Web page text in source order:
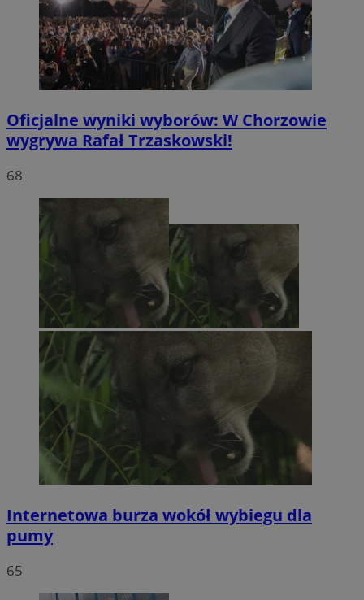
Oficjalne wyniki wyborów: W Chorzowie
wygrywa Rafał Trzaskowski!
68
Internetowa burza wokół wybiegu dla
pumy
65